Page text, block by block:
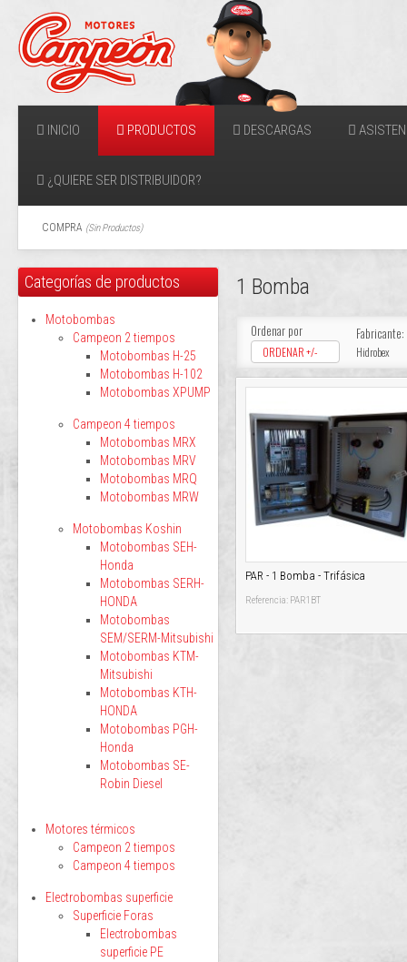
INICIO PRODUCTOS DESCARGAS
¿QUIERE SER DISTRIBUIDOR?
COMPRA (Sin Productos)
1 Bomba
Ordenar por
ORDENAR +/-
Fabricante:
Hidrobex
PAR - 1 Bomba - Trifásica
Referencia: PAR1BT
Categorías de productos
Motobombas
Campeon 2 tiempos
Motobombas H-25
Motobombas H-102
Motobombas XPUMP
Campeon 4 tiempos
Motobombas MRX
Motobombas MRV
Motobombas MRQ
Motobombas MRW
Motobombas Koshin
Motobombas SEH-
Honda
Motobombas SERH-
HONDA
Motobombas
SEM/SERM-Mitsubishi
Motobombas KTM-
Mitsubishi
Motobombas KTH-
HONDA
Motobombas PGH-
Honda
Motobombas SE-
Robin Diesel
Motores térmicos
Campeon 2 tiempos
Campeon 4 tiempos
Electrobombas superficie
Superficie Foras
Electrobombas
superficie PE